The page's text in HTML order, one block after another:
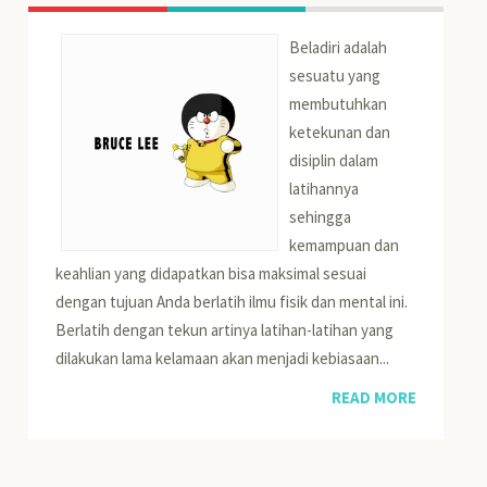
Beladiri adalah
sesuatu yang
membutuhkan
ketekunan dan
disiplin dalam
latihannya
sehingga
kemampuan dan
keahlian yang didapatkan bisa maksimal sesuai
dengan tujuan Anda berlatih ilmu fisik dan mental ini.
Berlatih dengan tekun artinya latihan-latihan yang
dilakukan lama kelamaan akan menjadi kebiasaan...
READ MORE